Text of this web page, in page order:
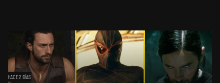
HACE 2 DÍAS